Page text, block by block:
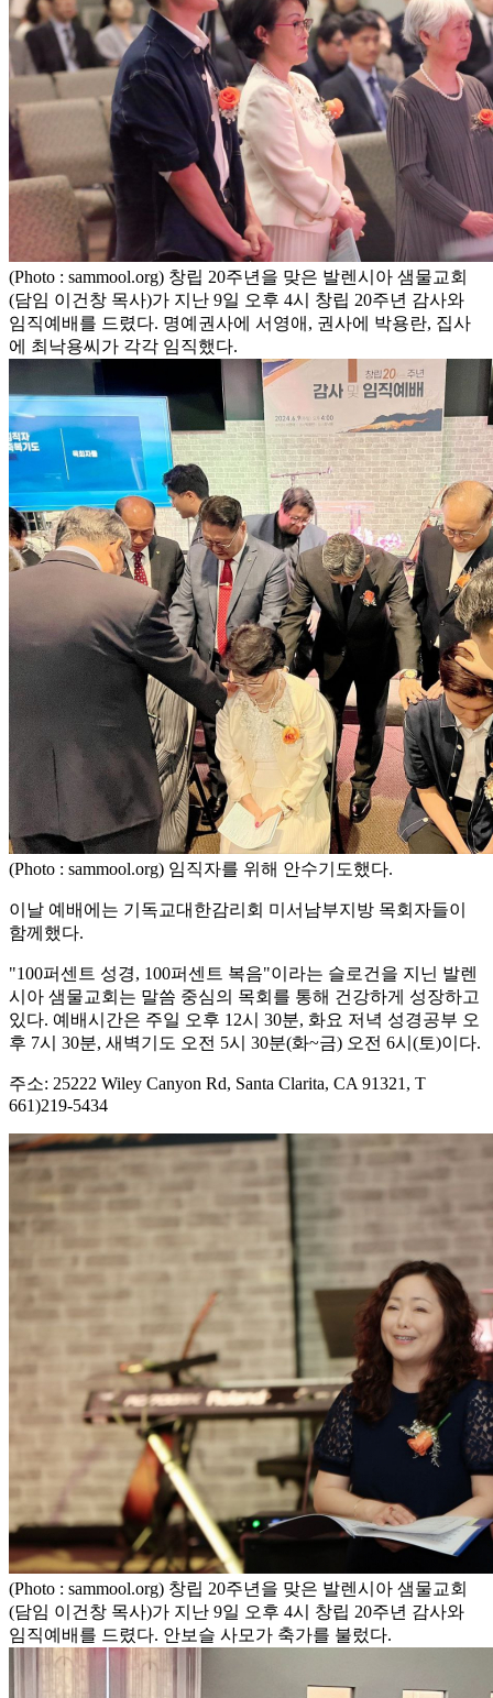
(Photo : sammool.org) 창립 20주년을 맞은 발렌시아 샘물교회
(담임 이건창 목사)가 지난 9일 오후 4시 창립 20주년 감사와
임직예배를 드렸다. 명예권사에 서영애, 권사에 박용란, 집사
에 최낙용씨가 각각 임직했다.
(Photo : sammool.org) 임직자를 위해 안수기도했다.
이날 예배에는 기독교대한감리회 미서남부지방 목회자들이
함께했다.
"100퍼센트 성경, 100퍼센트 복음"이라는 슬로건을 지닌 발렌
시아 샘물교회는 말씀 중심의 목회를 통해 건강하게 성장하고
있다. 예배시간은 주일 오후 12시 30분, 화요 저녁 성경공부 오
후 7시 30분, 새벽기도 오전 5시 30분(화~금) 오전 6시(토)이다.
주소: 25222 Wiley Canyon Rd, Santa Clarita, CA 91321, T
661)219-5434
(Photo : sammool.org) 창립 20주년을 맞은 발렌시아 샘물교회
(담임 이건창 목사)가 지난 9일 오후 4시 창립 20주년 감사와
임직예배를 드렸다. 안보슬 사모가 축가를 불렀다.